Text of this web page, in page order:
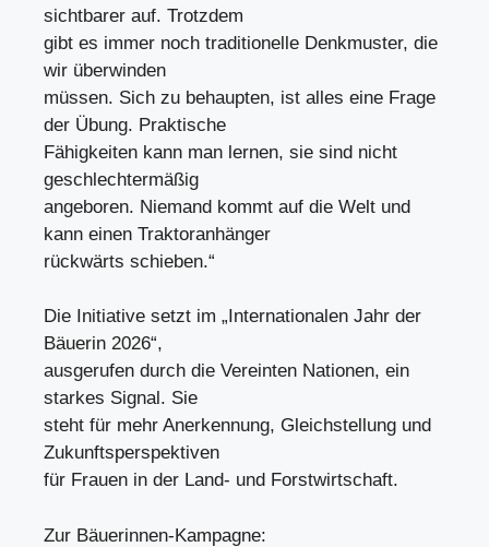
sichtbarer auf. Trotzdem
gibt es immer noch traditionelle Denkmuster, die
wir überwinden
müssen. Sich zu behaupten, ist alles eine Frage
der Übung. Praktische
Fähigkeiten kann man lernen, sie sind nicht
geschlechtermäßig
angeboren. Niemand kommt auf die Welt und
kann einen Traktoranhänger
rückwärts schieben.“
Die Initiative setzt im „Internationalen Jahr der
Bäuerin 2026“,
ausgerufen durch die Vereinten Nationen, ein
starkes Signal. Sie
steht für mehr Anerkennung, Gleichstellung und
Zukunftsperspektiven
für Frauen in der Land- und Forstwirtschaft.
Zur Bäuerinnen-Kampagne: